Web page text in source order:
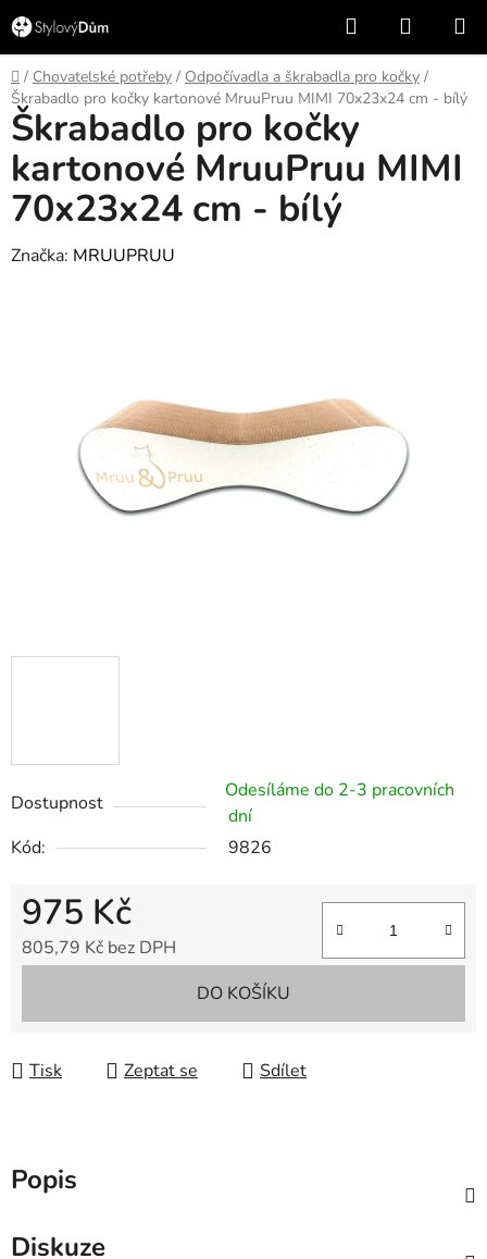
Přejít
na
obsah
Hledat
KOŠÍK
Domů
/ Chovatelské potřeby / Odpočívadla a škrabadla pro kočky /
Škrabadlo pro kočky kartonové MruuPruu MIMI 70x23x24 cm - bílý
Dostupnost
Odesíláme do 2-3 pracovních
dní
Kód:
9826
975 Kč
805,79 Kč bez DPH
DO KOŠÍKU
Tisk Zeptat se Sdílet
Škrabadlo pro kočky
kartonové MruuPruu MIMI
70x23x24 cm - bílý
Značka: MRUUPRUU
Popis
Diskuze